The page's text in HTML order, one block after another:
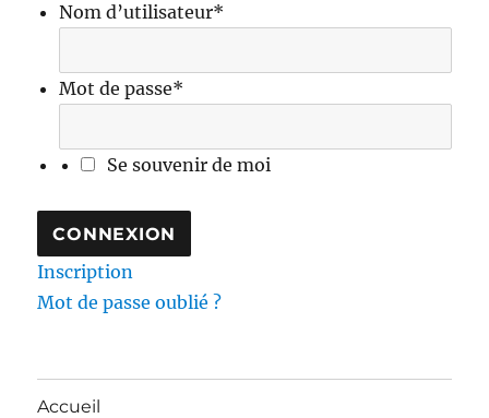
Nom d’utilisateur*
Mot de passe*
Se souvenir de moi
Inscription
Mot de passe oublié ?
Accueil